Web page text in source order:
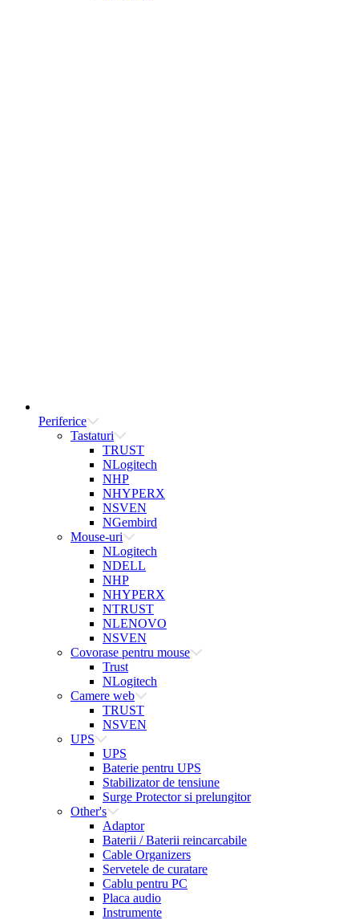
Periferice
Tastaturi
TRUST
NLogitech
NHP
NHYPERX
NSVEN
NGembird
Mouse-uri
NLogitech
NDELL
NHP
NHYPERX
NTRUST
NLENOVO
NSVEN
Covorase pentru mouse
Trust
NLogitech
Camere web
TRUST
NSVEN
UPS
UPS
Baterie pentru UPS
Stabilizator de tensiune
Surge Protector si prelungitor
Other's
Adaptor
Baterii / Baterii reincarcabile
Cable Organizers
Servetele de curatare
Cablu pentru PC
Placa audio
Instrumente